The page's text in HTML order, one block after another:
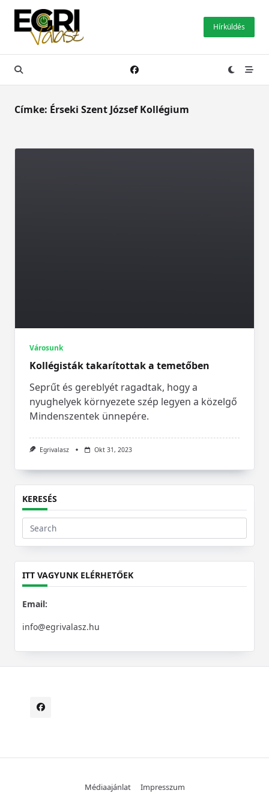
Skip
content
Hírküldés
Címke: Érseki Szent József Kollégium
Városunk
Kollégisták takarítottak a temetőben
Seprűt és gereblyét ragadtak, hogy a
nyughelyek környezete szép legyen a közelgő
Mindenszentek ünnepére.
Egrivalasz Okt 31, 2023
KERESÉS
Search
for:
ITT VAGYUNK ELÉRHETŐEK
Email:
info@egrivalasz.hu
Médiaajánlat Impresszum